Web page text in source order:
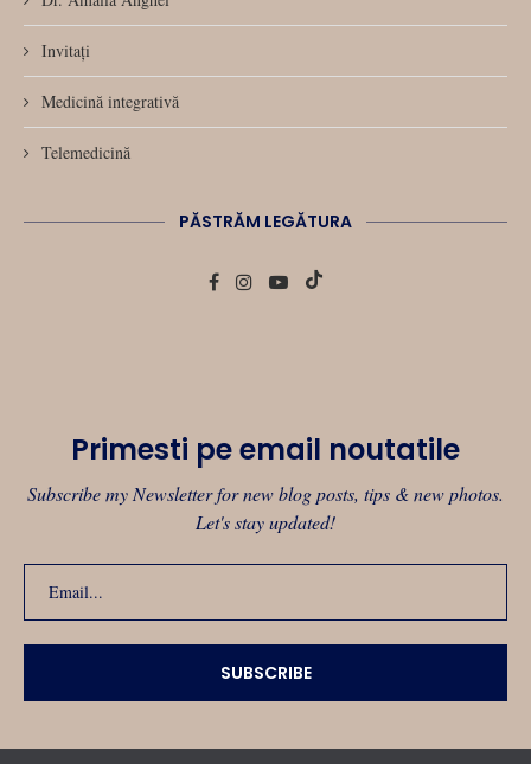
Invitați
Medicină integrativă
Telemedicină
PĂSTRĂM LEGĂTURA
Primesti pe email noutatile
Subscribe my Newsletter for new blog posts, tips & new photos.
Let's stay updated!